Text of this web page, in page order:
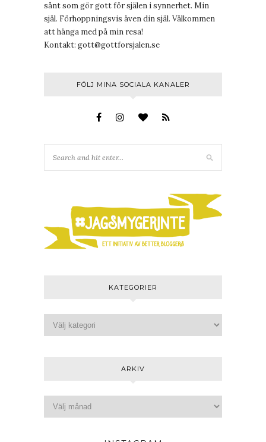
sånt som gör gott för själen i synnerhet. Min
själ. Förhoppningsvis även din själ. Välkommen
att hänga med på min resa!
Kontakt: gott@gottforsjalen.se
FÖLJ MINA SOCIALA KANALER
KATEGORIER
ARKIV